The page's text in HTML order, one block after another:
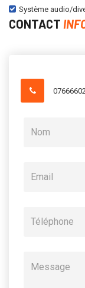
Système audio/
CONTACT